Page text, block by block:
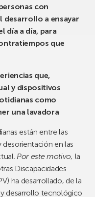
con
desarrollo a ensayar
día a día, para
que
que,
y dispositivos
como
una lavadora
están entre las
desorientación en las
Por este motivo, la
Discapacidades
ha desarrollado, de la
desarrollo tecnológico